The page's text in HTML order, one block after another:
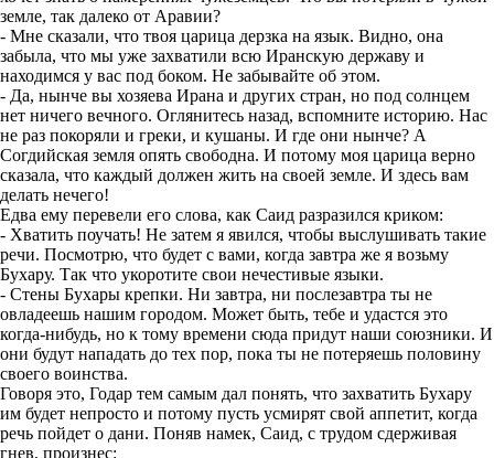
земле, так далеко от Аравии?
- Мне сказали, что твоя царица дерзка на язык. Видно, она
забыла, что мы уже захватили всю Иранскую державу и
находимся у вас под боком. Не забывайте об этом.
- Да, нынче вы хозяева Ирана и других стран, но под солнцем
нет ничего вечного. Оглянитесь назад, вспомните историю. Нас
не раз покоряли и греки, и кушаны. И где они нынче? А
Согдийская земля опять свободна. И потому моя царица верно
сказала, что каждый должен жить на своей земле. И здесь вам
делать нечего!
Едва ему перевели его слова, как Саид разразился криком:
- Хватить поучать! Не затем я явился, чтобы выслушивать такие
речи. Посмотрю, что будет с вами, когда завтра же я возьму
Бухару. Так что укоротите свои нечестивые языки.
- Стены Бухары крепки. Ни завтра, ни послезавтра ты не
овладеешь нашим городом. Может быть, тебе и удастся это
когда-нибудь, но к тому времени сюда придут наши союзники. И
они будут нападать до тех пор, пока ты не потеряешь половину
своего воинства.
Говоря это, Годар тем самым дал понять, что захватить Бухару
им будет непросто и потому пусть усмирят свой аппетит, когда
речь пойдет о дани. Поняв намек, Саид, с трудом сдерживая
гнев, произнес: